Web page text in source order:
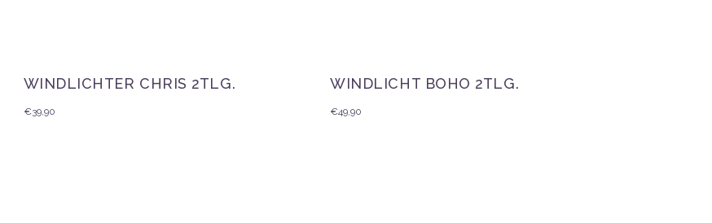
WINDLICHTER CHRIS 2TLG.
€39,90
WINDLICHT BOHO 2TLG.
€49,90